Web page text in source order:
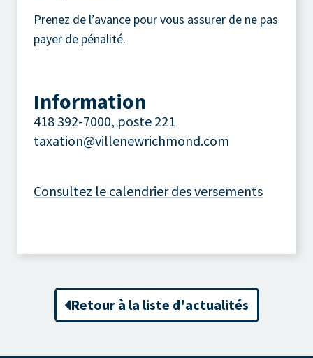
Prenez de l’avance pour vous assurer de ne pas
payer de pénalité.
Information
418 392-7000, poste 221
taxation@villenewrichmond.com
Consultez le calendrier des versements
Retour à la liste d'actualités